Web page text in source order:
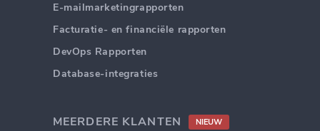
E-mailmarketingrapporten
Facturatie- en financiële rapporten
DevOps Rapporten
Database-integraties
MEERDERE KLANTEN NIEUW